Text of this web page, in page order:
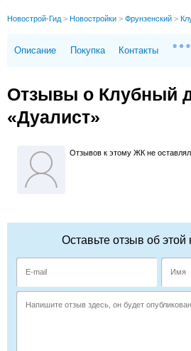
Новострой-Гид > Новостройки > Фрунзенский >
Описание Покупка Контакты
Отзывы о Клубный
«Дуалист»
Отзывов к этому ЖК не
Оставьте отзыв об этой